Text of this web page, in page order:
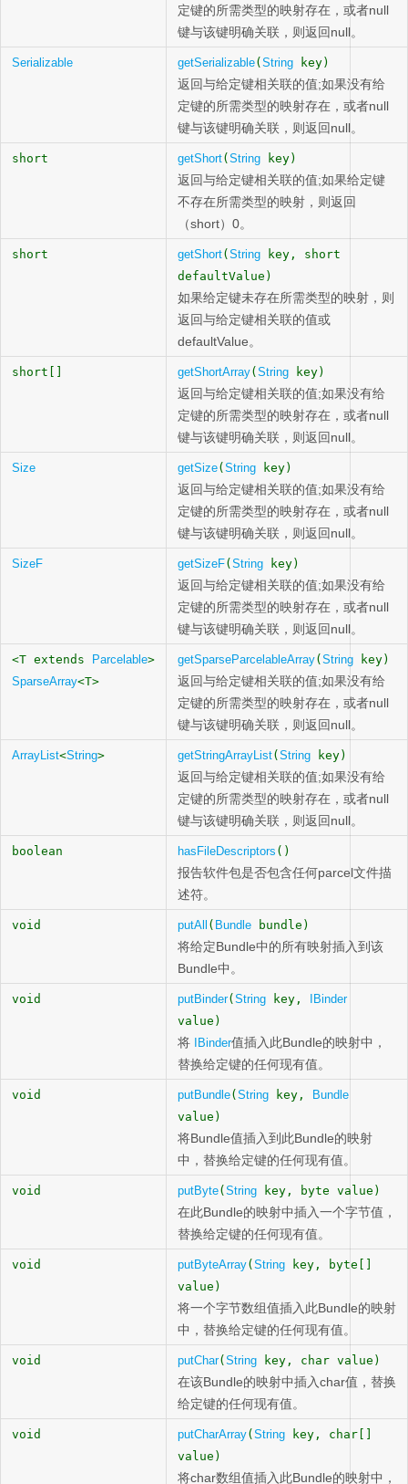
定键的所需类型的映射存在，或者null
键与该键明确关联，则返回null。
Serializable getSerializable( String key)
返回与给定键相关联的值;如果没有给
定键的所需类型的映射存在，或者null
键与该键明确关联，则返回null。
short getShort( String key)
返回与给定键相关联的值;如果给定键
不存在所需类型的映射，则返回
（short）0。
short getShort( String key, short
defaultValue)
如果给定键未存在所需类型的映射，则
返回与给定键相关联的值或
defaultValue。
short[] getShortArray( String key)
返回与给定键相关联的值;如果没有给
定键的所需类型的映射存在，或者null
键与该键明确关联，则返回null。
Size getSize( String key)
返回与给定键相关联的值;如果没有给
定键的所需类型的映射存在，或者null
键与该键明确关联，则返回null。
SizeF getSizeF( String key)
返回与给定键相关联的值;如果没有给
定键的所需类型的映射存在，或者null
键与该键明确关联，则返回null。
<T extends Parcelable>
SparseArray<T>
getSparseParcelableArray( String key)
返回与给定键相关联的值;如果没有给
定键的所需类型的映射存在，或者null
键与该键明确关联，则返回null。
ArrayList<String> getStringArrayList( String key)
返回与给定键相关联的值;如果没有给
定键的所需类型的映射存在，或者null
键与该键明确关联，则返回null。
boolean hasFileDescriptors ()
报告软件包是否包含任何parcel文件描
述符。
void putAll ( Bundle bundle)
将给定Bundle中的所有映射插入到该
Bundle中。
void putBinder( String key,
IBinder
value)
将 IBinder值插入此Bundle的映射中，
替换给定键的任何现有值。
void putBundle( String key,
Bundle
value)
将Bundle值插入到此Bundle的映射
中，替换给定键的任何现有值。
void putByte( String key, byte value)
在此Bundle的映射中插入一个字节值，
替换给定键的任何现有值。
void putByteArray( String key, byte[]
value)
将一个字节数组值插入此Bundle的映射
中，替换给定键的任何现有值。
void putChar( String key, char value)
在该Bundle的映射中插入char值，替换
给定键的任何现有值。
void putCharArray( String key, char[]
value)
将char数组值插入此Bundle的映射中，